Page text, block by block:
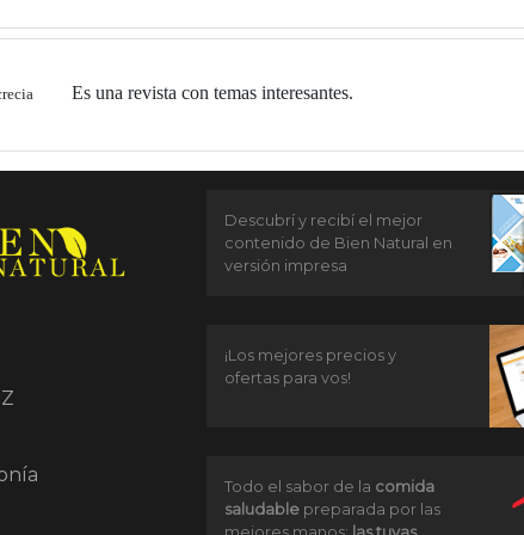
Es una revista con temas interesantes.
Descubrí y recibí el mejor
contenido de Bien Natural en
versión impresa
¡Los mejores precios y
ofertas para vos!
Todo el sabor de la comida
saludable preparada por las